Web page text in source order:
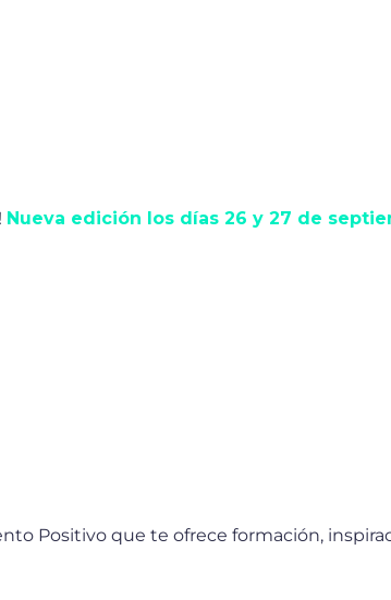
Nueva edición los días 26 y 27 de
Positivo que te ofrece formación,